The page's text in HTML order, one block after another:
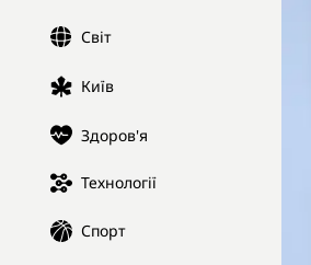
Світ
Київ
Здоров'я
Технології
Спорт